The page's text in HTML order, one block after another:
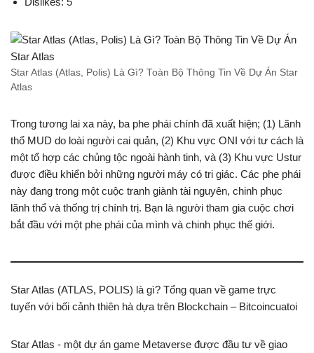
Star Atlas (Atlas, Polis) Là Gì? Toàn Bộ Thông Tin Về Dự Án Star
Atlas
Trong tương lai xa này, ba phe phái chính đã xuất hiện; (1) Lãnh
thổ MUD do loài người cai quản, (2) Khu vực ONI với tư cách là
một tổ hợp các chủng tộc ngoài hành tinh, và (3) Khu vực Ustur
được điều khiển bởi những người máy có tri giác. Các phe phái
này đang trong một cuộc tranh giành tài nguyên, chinh phục
lãnh thổ và thống trị chính trị. Bạn là người tham gia cuộc chơi
bắt đầu với một phe phái của mình và chinh phục thế giới.
Star Atlas (ATLAS, POLIS) là gì? Tổng quan về game trực
tuyến với bối cảnh thiên hà dựa trên Blockchain – Bitcoincuatoi
Star Atlas - một dự án game Metaverse được đầu tư về giao